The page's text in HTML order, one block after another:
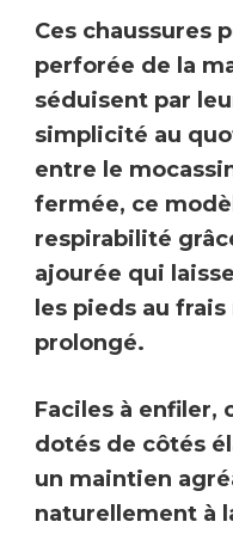
Ces chaussures
perforée de la
séduisent par
simplicité au
entre le
fermée, ce
respirabilité
ajourée qui
les pieds au
prolongé.
Faciles à enfiler,
dotés de côtés
un maintien
naturellement à